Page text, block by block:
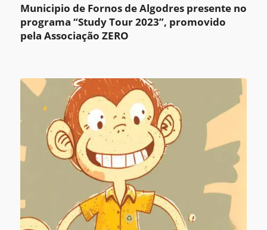
Municipio de Fornos de Algodres presente no
programa “Study Tour 2023”, promovido
pela Associação ZERO